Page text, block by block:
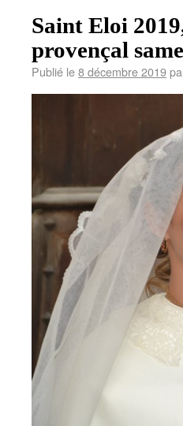
Saint Eloi
provençal
Publié le8 décembre 2019